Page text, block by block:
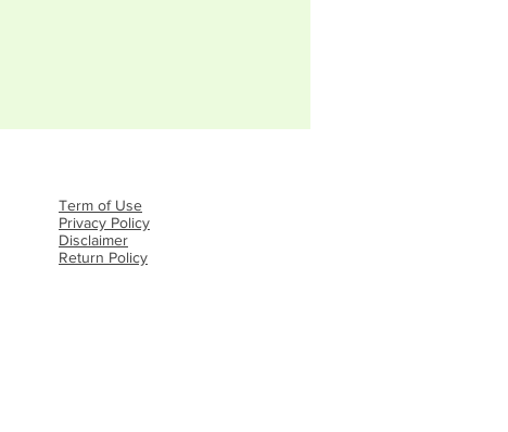
Term of Use
Privacy Policy​
Disclaimer
Return Policy